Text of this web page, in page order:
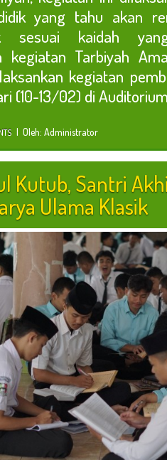
yang tahu akan
sesuai kaidah
kegiatan Tarbiyah
kegiatan
(10-13/02) di
| Oleh: Administrator
Kutub, Santri
Ulama Klasik